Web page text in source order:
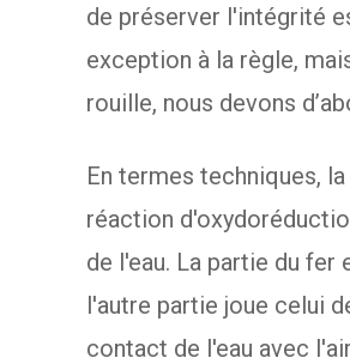
de préserver l'intégrité
exception à la règle,
rouille, nous devons
En termes techniques,
réaction
de l'eau. La partie du fer
l'autre partie joue celui
contact de l'eau avec